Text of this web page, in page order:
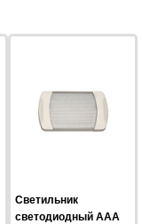
Светильник
светодиодный AAA